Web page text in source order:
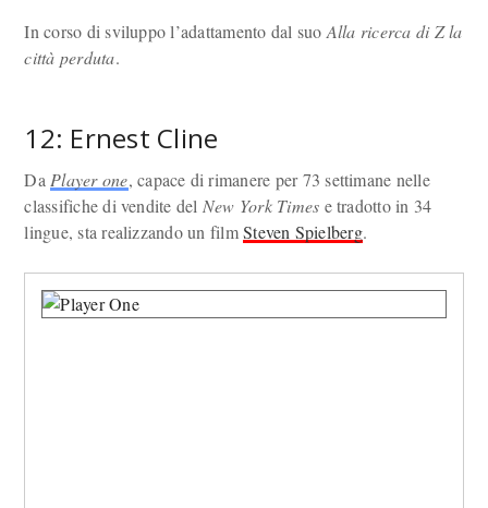
In corso di sviluppo l’adattamento dal suo Alla ricerca di Z la
città perduta.
12: Ernest Cline
Da Player one, capace di rimanere per 73 settimane nelle
classifiche di vendite del New York Times e tradotto in 34
lingue, sta realizzando un filmSteven Spielberg.